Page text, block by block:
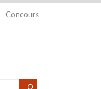
Concours